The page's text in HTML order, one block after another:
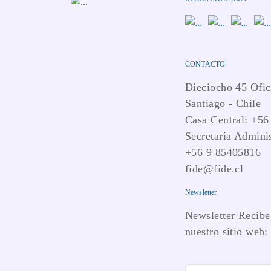
CONTACTO
Dieciocho 45
Santiago - Chile
Casa Central:
Secretaría
+56 9 85405816
fide@fide.cl
Newsletter
Newsletter
nuestro sitio web: